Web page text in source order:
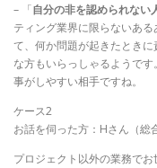
– 「自分の非を認められない
ティング業界に限らないあ
て、何か問題が起きたとき
な方もいらっしゃるようで
事がしやすい相手ですね。
ケース2
お話を伺った方：Hさん（総
プロジェクト以外の業務でお